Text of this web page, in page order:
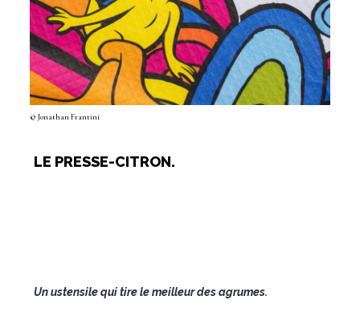
LE PRESSE-CITRON.
Un ustensile qui tire le meilleur des agrumes.
© Jonathan Frantini